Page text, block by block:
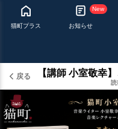
猫町プラス
New
お知らせ
戻る
読